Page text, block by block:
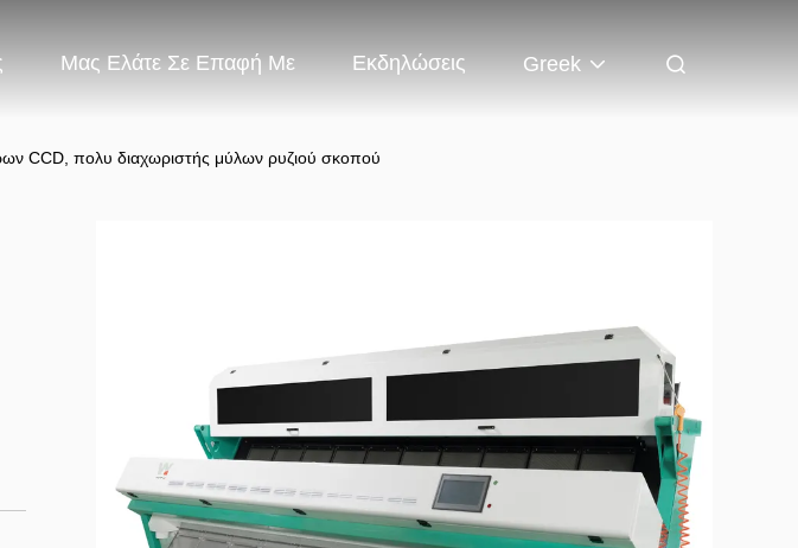
Μας Ελάτε Σε Επαφή Με Εκδηλώσεις Greek
CCD, πολυ διαχωριστής μύλων ρυζιού σκοπού